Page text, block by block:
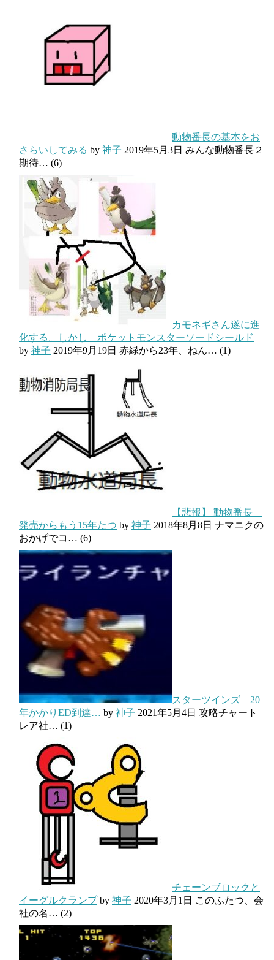
動物番長の基本をお
さらいしてみる by 神子 2019年5月3日 みんな動物番長２
期待… (6)
カモネギさん遂に進
化する。しかし ポケットモンスターソードシールド
by 神子 2019年9月19日 赤緑から23年、ねん… (1)
【悲報】 動物番長
発売からもう15年たつ by 神子 2018年8月8日 ナマニクの
おかげでコ… (6)
スターツインズ 20
年かかりED到達… by 神子 2021年5月4日 攻略チャート
レア社… (1)
チェーンブロックと
イーグルクランプby 神子 2020年3月1日 このふたつ、会
社の名… (2)